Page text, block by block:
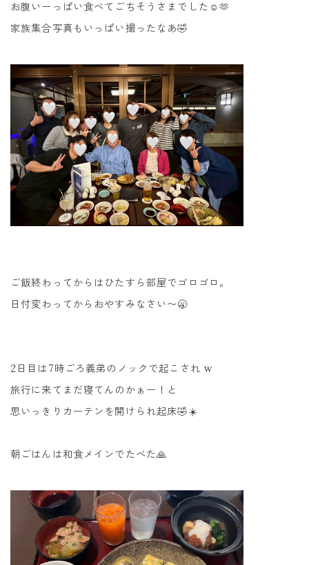
お腹いーっぱい食べてごちそうさまでした☺️🫶
家族集合写真もいっぱい撮ったなあ🤣
ご飯終わってからはひたすら部屋でゴロゴロ。
日付変わってからおやすみなさい〜🥱
2日目は7時ごろ義弟のノックで起こされ w
旅行に来てまだ寝てんのかぁー！と
思いっきりカーテンを開けられ起床🤣☀️
朝ごはんは和食メインでたべた🙏